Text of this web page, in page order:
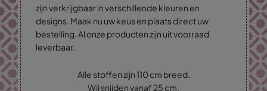
zijn verkrijgbaar in verschillende kleuren en
designs. Maak nu uw keus en plaats direct uw
bestelling. Al onze producten zijn uit voorraad
leverbaar.
Alle stoffen zijn 110 cm breed.
Wij snijden vanaf 25 cm.